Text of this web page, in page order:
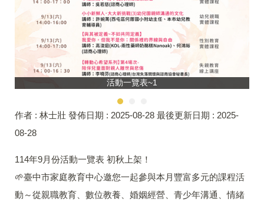
活動一覽表~1
作者 : 林士壯 發佈日期 : 2025-08-28 最後更新日期 : 2025-
08-28
114年9月份活動一覽表 初秋上架！
🌱臺中市家庭教育中心邀您一起參與本月豐富多元的課程活
動～從親職教育、數位教養、婚姻經營、青少年溝通、情緒